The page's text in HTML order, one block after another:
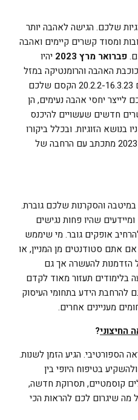
שלכם. הגישה לאהבה יותר
ומסוד קשרים קיימים ואהבה
פברואר מרץ 2023
יהיו
האהבה והרומנטיקה במזל
שלכם. וליתר דיוק, בין התאריכים 20.2.2-16.3.23 הקסם שלכם
לייצר יחסי אהבה נעימים, הן
חדשים שעשויים להיכנס
בנושא הזוגיות. ובכלל ביקורו
של יופיטר במזל שלכם עד מאי 2023 מתכתב עם הרחבה של
האנרגיה המנטאלית בשנת 2023 במיטבה והסקרנות שלכם גוברת.
שהיו פחות נגישים
אופקים גובר. מי שיממש
אתם סטודנטים מן המניין, או
הזדמנות להעשרה אך גם
בלימודים תעזור מאוד לקדם
להרחבת הידע בתחומי העיסוק
מעניינים אחרים.
החיצוני?
הספורטיבי. הגיע הזמן לשנות.
בטיפוח היופי בין
20.2.2-16.3.23 טיפולים קוסמטיים, תסרוקת חדשה,
מה שיגרום לכם להראות הכי